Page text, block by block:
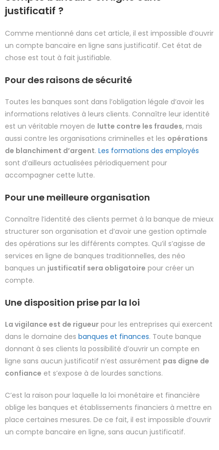
justificatif ?
Comme mentionné dans cet article, il est impossible d’ouvrir
un compte bancaire en ligne sans justificatif. Cet état de
chose est tout à fait justifiable.
Pour des raisons de sécurité
Toutes les banques sont dans l’obligation légale d’avoir les
informations relatives à leurs clients. Connaître leur identité
est un véritable moyen de lutte contre les fraudes, mais
aussi contre les organisations criminelles et les opérations
de blanchiment d’argent. Les formations des employés
sont d’ailleurs actualisées périodiquement pour
accompagner cette lutte.
Pour une meilleure organisation
Connaître l’identité des clients permet à la banque de mieux
structurer son organisation et d’avoir une gestion optimale
des opérations sur les différents comptes. Qu’il s’agisse de
services en ligne de banques traditionnelles, des néo
banques un justificatif sera obligatoire pour créer un
compte.
Une disposition prise par la loi
La vigilance est de rigueur pour les entreprises qui exercent
dans le domaine des banques et finances. Toute banque
donnant à ses clients la possibilité d’ouvrir un compte en
ligne sans aucun justificatif n’est assurément pas digne de
confiance et s’expose à de lourdes sanctions.
C’est la raison pour laquelle la loi monétaire et financière
oblige les banques et établissements financiers à mettre en
place certaines mesures. De ce fait, il est impossible d’ouvrir
un compte bancaire en ligne, sans aucun justificatif.